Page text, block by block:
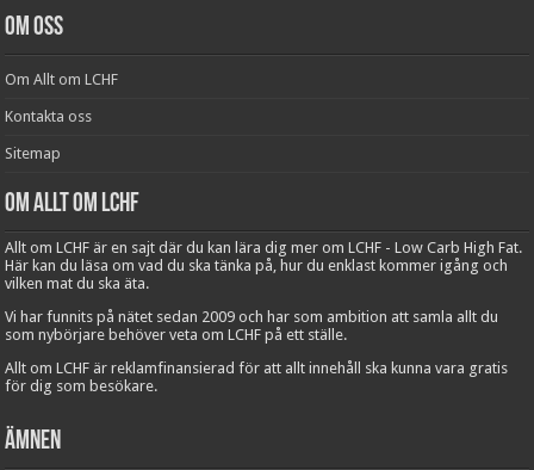
Om oss
Om Allt om LCHF
Kontakta oss
Sitemap
Om Allt om LCHF
Allt om LCHF är en sajt där du kan lära dig mer om LCHF - Low Carb High Fat.
Här kan du läsa om vad du ska tänka på, hur du enklast kommer igång och
vilken mat du ska äta.
Vi har funnits på nätet sedan 2009 och har som ambition att samla allt du
som nybörjare behöver veta om LCHF på ett ställe.
Allt om LCHF är reklamfinansierad för att allt innehåll ska kunna vara gratis
för dig som besökare.
Ämnen